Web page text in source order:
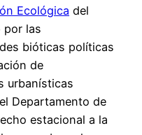
Ecológica del
por las
bióticas políticas
de
urbanísticas
Departamento de
estacional a la